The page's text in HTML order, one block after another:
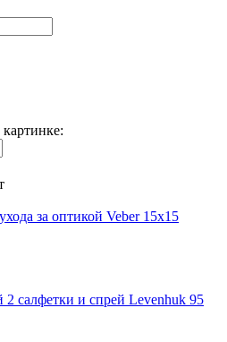
за оптикой Veber 15x15
2 салфетки и спрей Levenhuk 95